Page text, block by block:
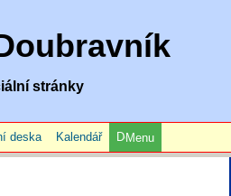
stránky
deska Kalendář Menu